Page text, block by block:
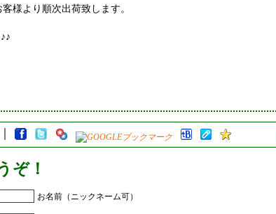
様より順次出荷致します。
ぞ！
お名前（ニックネーム可）